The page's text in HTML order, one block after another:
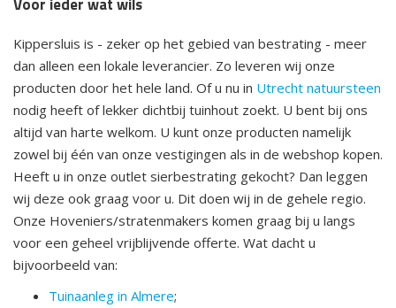
Voor ieder wat wils
Kippersluis is - zeker op het gebied van bestrating - meer
dan alleen een lokale leverancier. Zo leveren wij onze
producten door het hele land. Of u nu in Utrecht natuursteen
nodig heeft of lekker dichtbij tuinhout zoekt. U bent bij ons
altijd van harte welkom. U kunt onze producten namelijk
zowel bij één van onze vestigingen als in de webshop kopen.
Heeft u in onze outlet sierbestrating gekocht? Dan leggen
wij deze ook graag voor u. Dit doen wij in de gehele regio.
Onze Hoveniers/stratenmakers komen graag bij u langs
voor een geheel vrijblijvende offerte. Wat dacht u
bijvoorbeeld van:
Tuinaanleg in Almere;